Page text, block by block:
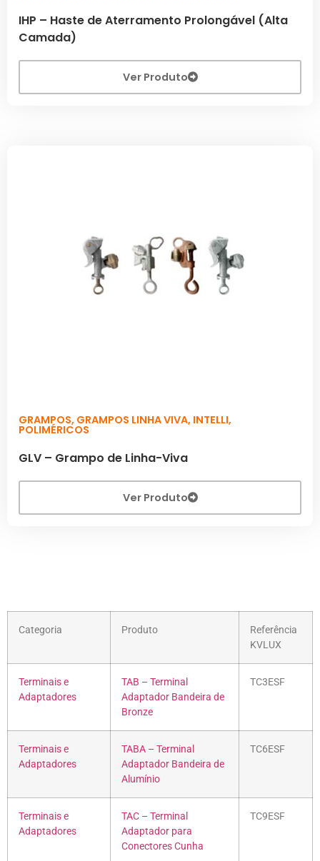
IHP – Haste de Aterramento Prolongável (Alta
Camada)
Ver Produto
GRAMPOS, GRAMPOS LINHA VIVA, INTELLI,
POLIMÉRICOS
GLV – Grampo de Linha-Viva
Ver Produto
Categoria Produto
Referência
KVLUX
Terminais e
Adaptadores
TAB – Terminal
Adaptador Bandeira de
Bronze
TC3ESF
Terminais e
Adaptadores
TABA – Terminal
Adaptador Bandeira de
Alumínio
TC6ESF
Terminais e
Adaptadores
TAC – Terminal
Adaptador para
Conectores Cunha
TC9ESF